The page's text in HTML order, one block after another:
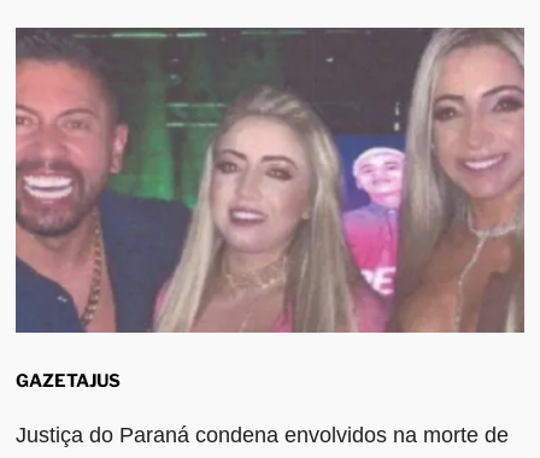
GAZETAJUS
Justiça do Paraná condena envolvidos na morte de